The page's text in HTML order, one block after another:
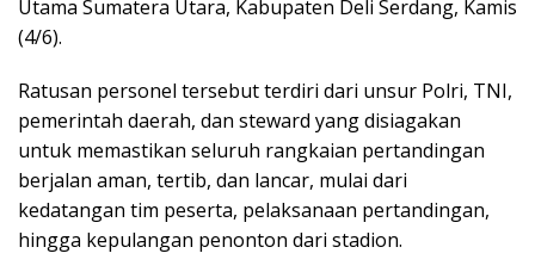
Utama Sumatera Utara, Kabupaten Deli Serdang, Kamis
(4/6).
Ratusan personel tersebut terdiri dari unsur Polri, TNI,
pemerintah daerah, dan steward yang disiagakan
untuk memastikan seluruh rangkaian pertandingan
berjalan aman, tertib, dan lancar, mulai dari
kedatangan tim peserta, pelaksanaan pertandingan,
hingga kepulangan penonton dari stadion.